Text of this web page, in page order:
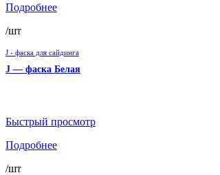
Подробнее
/шт
J - фаска для сайдинга
J — фаска Белая
Быстрый просмотр
Подробнее
/шт